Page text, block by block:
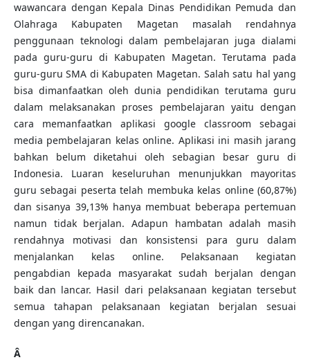
wawancara dengan Kepala Dinas Pendidikan Pemuda dan
Olahraga Kabupaten Magetan masalah rendahnya
penggunaan teknologi dalam pembelajaran juga dialami
pada guru-guru di Kabupaten Magetan. Terutama pada
guru-guru SMA di Kabupaten Magetan. Salah satu hal yang
bisa dimanfaatkan oleh dunia pendidikan terutama guru
dalam melaksanakan proses pembelajaran yaitu dengan
cara memanfaatkan aplikasi google classroom sebagai
media pembelajaran kelas online. Aplikasi ini masih jarang
bahkan belum diketahui oleh sebagian besar guru di
Indonesia. Luaran keseluruhan menunjukkan mayoritas
guru sebagai peserta telah membuka kelas online (60,87%)
dan sisanya 39,13% hanya membuat beberapa pertemuan
namun tidak berjalan. Adapun hambatan adalah masih
rendahnya motivasi dan konsistensi para guru dalam
menjalankan kelas online. Pelaksanaan kegiatan
pengabdian kepada masyarakat sudah berjalan dengan
baik dan lancar. Hasil dari pelaksanaan kegiatan tersebut
semua tahapan pelaksanaan kegiatan berjalan sesuai
dengan yang direncanakan.
Â